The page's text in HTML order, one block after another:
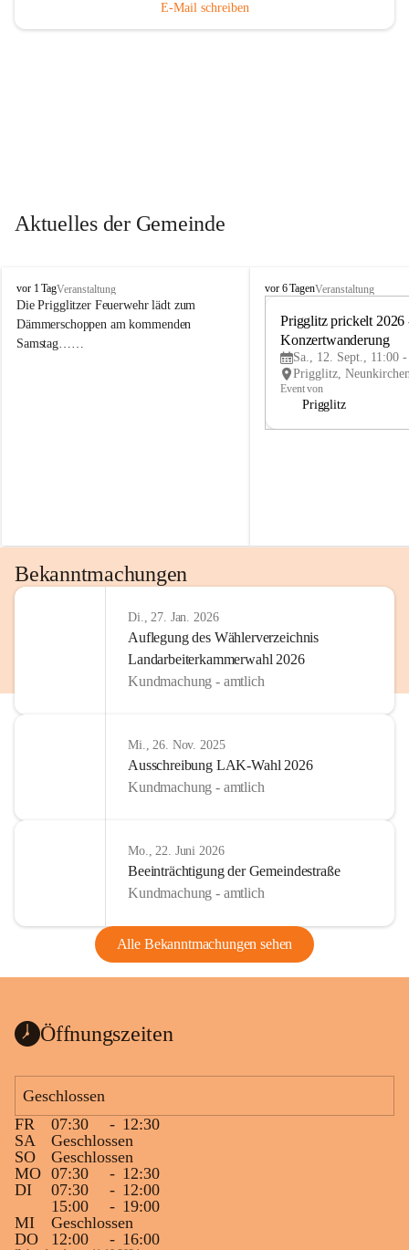
E-Mail schreiben
Aktuelles der Gemeinde
P
r
i
g
vor 1 TagVeranstaltung
Die Prigglitzer Feuerwehr lädt zum
Dämmerschoppen am kommenden
Samstag……
P
vor 6 TagenVeranstaltung
Prigglitz prickelt 2026
Konzertwanderung
Sa., 12. Sept., 11:00
Event von
Prigglitz
Bekanntmachungen
Di., 27. Jan. 2026
Auflegung des Wählerverzeichnis
Landarbeiterkammerwahl 2026
Kundmachung - amtlich
Mi., 26. Nov. 2025
Ausschreibung LAK-Wahl 2026
Kundmachung - amtlich
Mo., 22. Juni 2026
Beeinträchtigung der Gemeindestraße
Kundmachung - amtlich
Alle Bekanntmachungen sehen
Öffnungszeiten
Geschlossen
FR
07:30 - 12:30
SA
Geschlossen
SO
Geschlossen
MO 07:30 - 12:30
DI
07:30 - 12:00
15:00
- 19:00
MI
Geschlossen
DO
12:00 - 16:00